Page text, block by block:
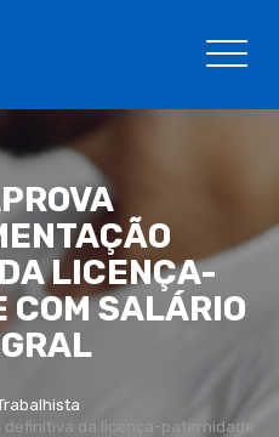
LICENÇA-
COM SALÁRIO
da licença-paternidade